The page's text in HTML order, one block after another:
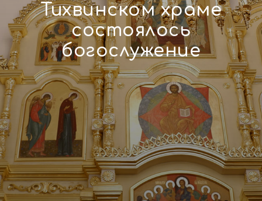
Тихвинском храме
состоялось
богослужение